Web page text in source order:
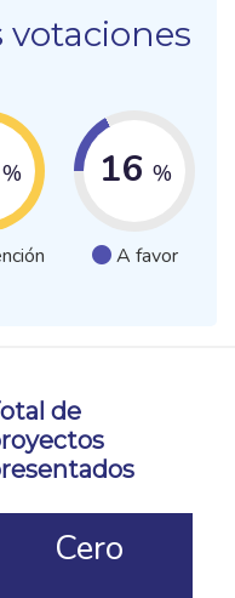
votaciones
% 16 %
A favor
de
Cero